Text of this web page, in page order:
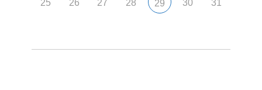
25 26 27 28 29 30 31